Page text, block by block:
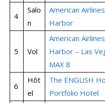
4
Salo
n
American
Harbor
5 Vol
American
Harbor – Las
MAX 8
6
Hôt
el
The ENGLiSH
Portfolio Hotel